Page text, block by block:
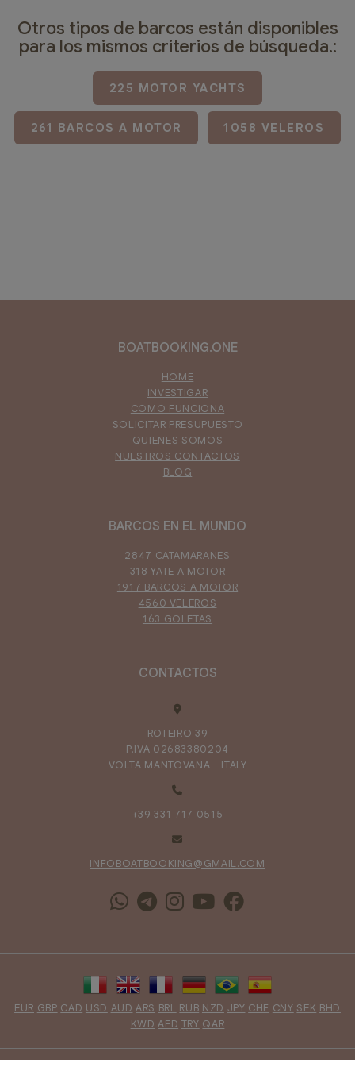
Otros tipos de barcos están disponibles
para los mismos criterios de búsqueda.:
225 MOTOR YACHTS
261 BARCOS A MOTOR 1058 VELEROS
BOATBOOKING.ONE
HOME
INVESTIGAR
COMO FUNCIONA
SOLICITAR PRESUPUESTO
QUIENES SOMOS
NUESTROS CONTACTOS
BLOG
BARCOS EN EL MUNDO
2847 CATAMARANES
318 YATE A MOTOR
1917 BARCOS A MOTOR
4560 VELEROS
163 GOLETAS
CONTACTOS
ROTEIRO 39
P.IVA 02683380204
VOLTA MANTOVANA - ITALY
+39 331 717 0515
INFOBOATBOOKING@GMAIL.COM
EUR GBP CAD USD AUD ARS BRL RUB NZD JPY CHF CNY SEK BHD
KWD AED TRY QAR